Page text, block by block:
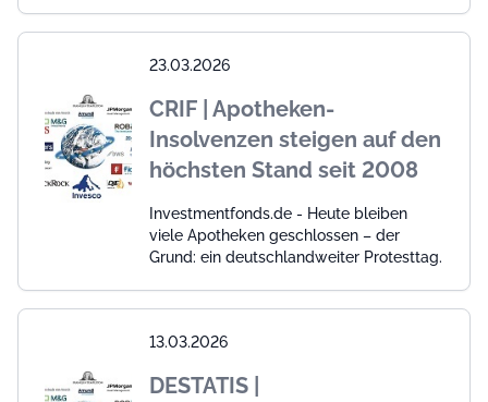
23.03.2026
CRIF | Apotheken-
Insolvenzen steigen auf den
höchsten Stand seit 2008
Investmentfonds.de - Heute bleiben
viele Apotheken geschlossen – der
Grund: ein deutschlandweiter Protesttag.
13.03.2026
DESTATIS |